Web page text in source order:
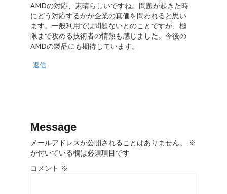
AMDの対応、素晴らしいですね。問題が起きた時
にどう対応するかが企業の真価を問われると思い
ます。一般利用では問題ないとのことですが、極
限まで攻める技術者の情熱も感じました。今後の
AMDの製品にも期待しています。
返信
Message
メールアドレスが公開されることはありません。
※
が付いている欄は必須項目です
コメント ※